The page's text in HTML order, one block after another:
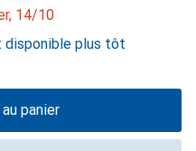
14/10
disponible plus tôt
panier